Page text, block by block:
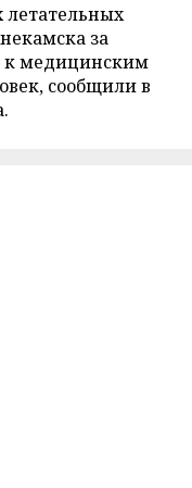
летательных
за
медицинским
сообщили в